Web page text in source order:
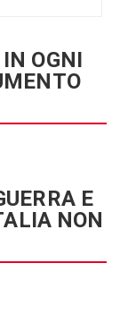
OGNI
E
NON